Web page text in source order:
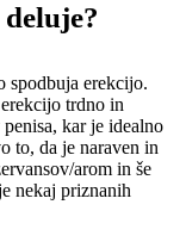
spodbuja erekcijo.
trdno in
kar je idealno
to, da je naraven in
arom in še
nekaj priznanih